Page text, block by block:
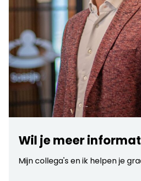
Wil je meer
Mijn collega's en ik helpen je